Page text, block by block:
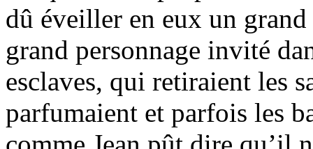
dû éveiller en eux un
grand personnage invité
esclaves, qui retiraient les
parfumaient et parfois les